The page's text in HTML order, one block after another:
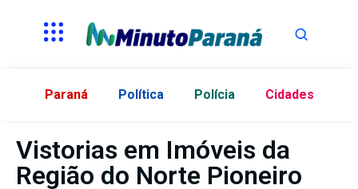
Paraná Política Polícia Cidades
Vistorias em Imóveis da
Região do Norte Pioneiro